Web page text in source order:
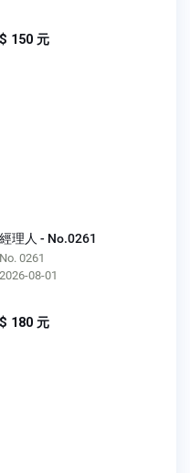
$ 150 元
經理人 - No.0261
No. 0261
2026-08-01
$ 180 元